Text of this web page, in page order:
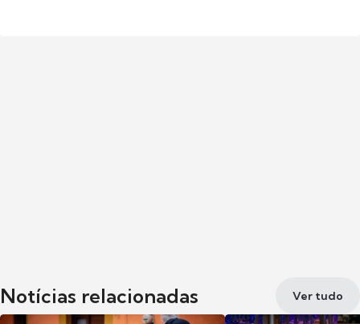
Notícias relacionadas Ver tudo